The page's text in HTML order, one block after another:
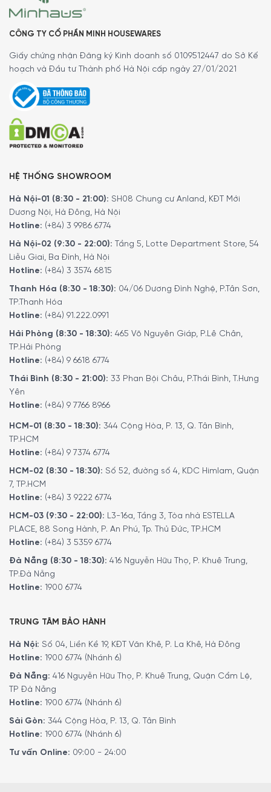
nhiệt độ từ 30°C – 300°C, cho khả năng gia nhiệt nhanh
và duy trì hiệu suất ổn định trong suốt quá trình sử dụng.
khoang lò, phù hợp với các món nướng yêu cầu nhiệt độ
cao và liên tục.
Ở chế độ vi sóng, lò đạt
nhiều mức điều chỉnh linh hoạt, đáp ứng đa dạng nhu cầu
từ rã đông nhẹ đến nấu nhanh. Nhờ
công suất được kiểm soát chính xác và phân bổ đều, hạn
chế tình trạng gia nhiệt đột ngột gây khô hoặc quá chín
Các tính năng nổi bật của sản phẩm
Chương trình/Chế độ
Bosch CMG978NB1 Series 8 được trang bị hệ thống
dùng chế biến linh hoạt nhiều món ăn khác nhau chỉ với
một thiết bị. Các chế độ được thiết kế tối ưu theo từng
gian chính xác. Nhờ đó, món ăn đạt chất lượng đồng đều
và chuẩn vị hơn.
Chương trình nướng (16 chương trình):
Không khí nóng 4D (4D Hot Air)
Làm nóng phía trên/phía dưới (Top/Bottom Heating)
Không khí nóng nhẹ nhàng (Gentle Hot Air)
Chiên không dầu (Air Fry)
Vỉ nướng bề mặt rộng (Full-Surface Grill)
Vỉ nướng bề mặt nhỏ (Centre-Area Grill)
Chế độ pizza (Pizza Setting)
Nhiệt tăng cường (Intensive Heat)
Rang/Sấy khô thực phẩm (Drying Out Food)
Làm nóng phía dưới (Bottom Heating)
CÔNG TY CỔ PHẦN MINH HOUSEWARES
Giấy chứng nhận Đăng ký Kinh doanh số 0109512447 do Sở Kế
hoạch và Đầu tư Thành phố Hà Nội cấp ngày 27/01/2021
HỆ THỐNG SHOWROOM
Hà Nội-01 (8:30 - 21:00): SH08 Chung cư Anland, KĐT Mới
Dương Nội, Hà Đông, Hà Nội
Hotline: (+84) 3 9986 6774
Hà Nội-02 (9:30 - 22:00): Tầng 5, Lotte Department Store, 54
Liễu Giai, Ba Đình, Hà Nội
Hotline: (+84) 3 3574 6815
Thanh Hóa (8:30 - 18:30): 04/06 Dương Đình Nghệ, P.Tân Sơn,
TP.Thanh Hóa
Hotline: (+84) 91.222.0991
Hải Phòng (8:30 - 18:30): 465 Võ Nguyên Giáp, P.Lê Chân,
TP.Hải Phòng
Hotline: (+84) 9 6618 6774
Thái Bình (8:30 - 21:00): 33 Phan Bội Châu, P.Thái Bình, T.Hưng
Yên
Hotline: (+84) 9 7766 8966
HCM-01 (8:30 - 18:30): 344 Cộng Hòa, P. 13, Q. Tân Bình,
TP.HCM
Hotline: (+84) 9 7374 6774
HCM-02 (8:30 - 18:30): Số 52, đường số 4, KDC Himlam, Quận
7, TP.HCM
Hotline: (+84) 3 9222 6774
HCM-03 (9:30 - 22:00): L3-16a, Tầng 3, Tòa nhà ESTELLA
PLACE, 88 Song Hành, P. An Phú, Tp. Thủ Đức, TP.HCM
Hotline: (+84) 3 5359 6774
Đà Nẵng (8:30 - 18:30): 416 Nguyễn Hữu Thọ, P. Khuê Trung,
TP.Đà Nẵng
Hotline: 1900 6774
TRUNG TÂM BẢO HÀNH
Hà Nội: Số 04, Liền Kề 19, KĐT Văn Khê, P. La Khê, Hà Đông
Hotline: 1900 6774 (Nhánh 6)
Đà Nẵng: 416 Nguyễn Hữu Thọ, P. Khuê Trung, Quận Cẩm Lệ,
TP Đà Nẵng
Hotline: 1900 6774 (Nhánh 6)
Sài Gòn: 344 Cộng Hòa, P. 13, Q. Tân Bình
Hotline: 1900 6774 (Nhánh 6)
Tư vấn Online: 09:00 - 24:00